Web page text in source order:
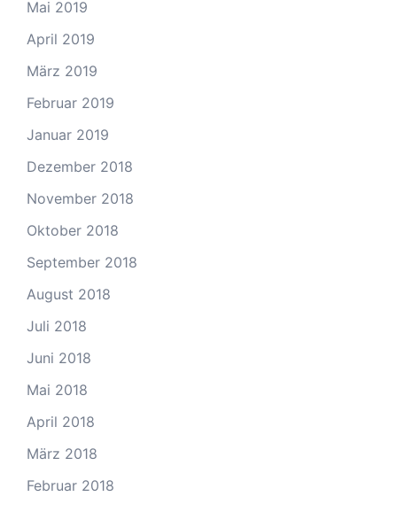
Mai 2019
April 2019
März 2019
Februar 2019
Januar 2019
Dezember 2018
November 2018
Oktober 2018
September 2018
August 2018
Juli 2018
Juni 2018
Mai 2018
April 2018
März 2018
Februar 2018